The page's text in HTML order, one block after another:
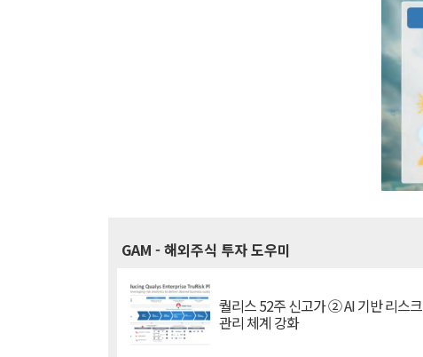
GAM - 해외주식 투자 도우미
퀄리스 52주 신고가 ② AI 기반 리스크
관리 체계 강화